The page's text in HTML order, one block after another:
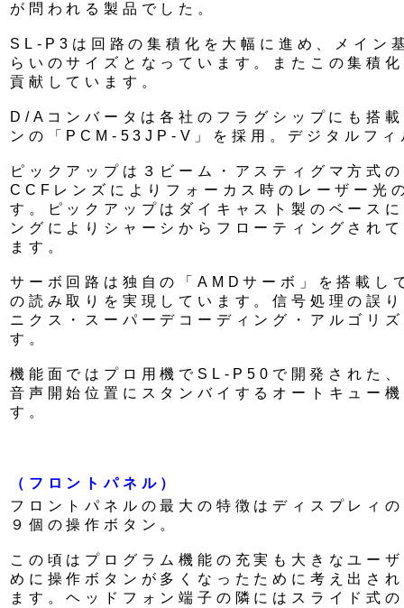
が問われる製品でした。
SL-P3は回路の集積化を大幅に進め、メイ
らいのサイズとなっています。またこの集積
貢献しています。
D/Aコンバータは各社のフラグシップにも搭
ンの「PCM-53JP-V」を採用。デジタルフィ
ピックアップは３ビーム・アスティグマ方式
CCFレンズによりフォーカス時のレーザー光
す。ピックアップはダイキャスト製のベース
ングによりシャーシからフローティングされ
ます。
サーボ回路は独自の「AMDサーボ」を搭載し
の読み取りを実現しています。信号処理の誤
ニクス・スーパーデコーディング・アルゴリ
す。
機能面ではプロ用機でSL-P50で開発された
音声開始位置にスタンバイするオートキュー
す。
（フロントパネル）
フロントパネルの最大の特徴はディスプレィ
９個の操作ボタン。
この頃はプログラム機能の充実も大きなユー
めに操作ボタンが多くなったために考え出さ
ます。ヘッドフォン端子の隣にはスライド式